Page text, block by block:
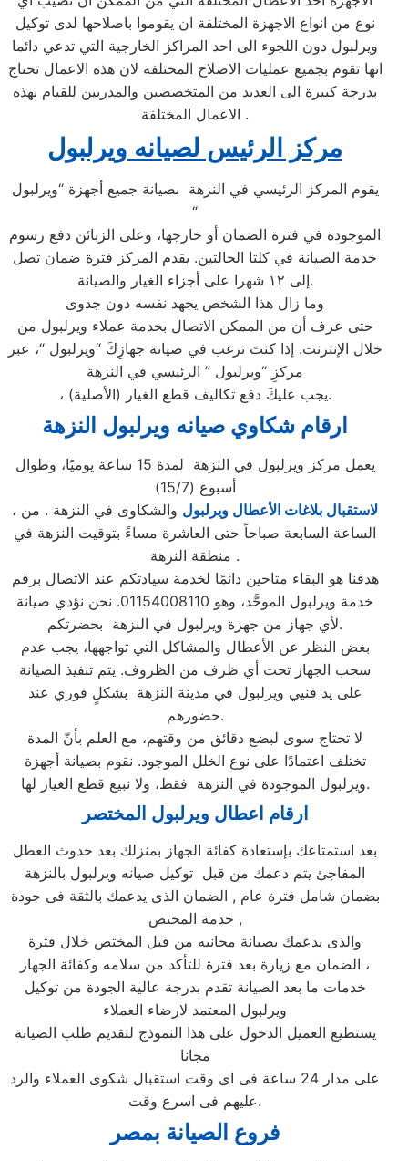
نوع من انواع الاجهزة المختلفة ان يقوموا باصلاحها لدى توكيل
ويرلبول دون اللجوء الى احد المراكز الخارجية التي تدعي دائما
انها تقوم بجميع عمليات الاصلاح المختلفة لان هذه الاعمال تحتاج
بدرجة كبيرة الى العديد من المتخصصين والمدربين للقيام بهذه
الاعمال المختلفة .
مركز الرئيس لصيانه ويرلبول
يقوم المركز الرئيسي في النزهة بصيانة جميع أجهزة “ويرلبول
“
الموجودة في فترة الضمان أو خارجها، وعلى الزبائن دفع رسوم
خدمة الصيانة في كلتا الحالتين. يقدم المركز فترة ضمان تصل
إلى ١٢ شهرا على أجزاء الغيار والصيانة.
وما زال هذا الشخص يجهد نفسه دون جدوى
حتى عرف أن من الممكن الاتصال بخدمة عملاء ويرلبول من
خلال الإنترنت. إذا كنتَ ترغب في صيانة جهازِكَ “ويرلبول “، عبر
مركزِ “ويرلبول ” الرئيسي في النزهة
، يجب عليكَ دفع تكاليف قطع الغيار (الأصلية).
ارقام شكاوي صيانه ويرلبول النزهة
يعمل مركز ويرلبول في النزهة لمدة 15 ساعة يوميًا، وطوال
أسبوع (15/7)
،
لاستقبال بلاغات الأعطال ويرلبول والشكاوى في النزهة . من
الساعة السابعة صباحاً حتى العاشرة مساءً بتوقيت النزهة في
منطقة النزهة .
هدفنا هو البقاء متاحين دائمًا لخدمة سيادتكم عند الاتصال برقم
خدمة ويرلبول الموحَّد، وهو 01154008110. نحن نؤدي صيانة
لأي جهاز من جهزة ويرلبول في النزهة بحضرتكم.
بغض النظر عن الأعطال والمشاكل التي تواجهها، يجب عدم
سحب الجهاز تحت أي ظرف من الظروف. يتم تنفيذ الصيانة
على يد فنيي ويرلبول في مدينة النزهة بشكلٍ فوري عند
حضورهم.
لا تحتاج سوى لبضع دقائق من وقتهم، مع العلم بأنّ المدة
تختلف اعتمادًا على نوع الخلل الموجود. نقوم بصيانة أجهزة
ويرلبول الموجودة في النزهة فقط، ولا نبيع قطع الغيار لها.
ارقام اعطال ويرلبول المختصر
بعد استمتاعك بإستعادة كفائة الجهاز بمنزلك بعد حدوث العطل
المفاجئ يتم دعمك من قبل توكيل صيانه ويرلبول بالنزهة
بضمان شامل فترة عام , الضمان الذى يدعمك بالثقة فى جودة
خدمة المختص ,
والذى يدعمك بصيانة مجانيه من قبل المختص خلال فترة
الضمان مع زيارة بعد فترة للتأكد من سلامه وكفائة الجهاز ،
خدمات ما بعد الصيانة تقدم بدرجة عالية الجودة من توكيل
ويرلبول المعتمد لارضاء العملاء
يستطيع العميل الدخول على هذا النموذج لتقديم طلب الصيانة
مجانا
على مدار 24 ساعة فى اى وقت استقبال شكوى العملاء والرد
عليهم فى اسرع وقت.
فروع الصيانة بمصر